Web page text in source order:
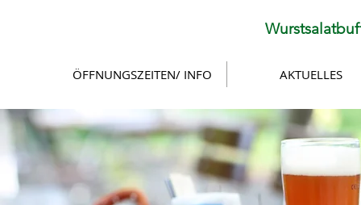
ÖFFNUNGSZEITEN/ INFO AKTUELLES